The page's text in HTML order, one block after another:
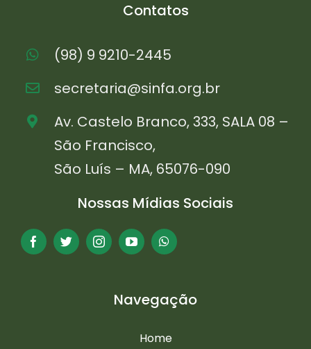
Contatos
(98) 9 9210-2445
secretaria@sinfa.org.br
Av. Castelo Branco, 333, SALA 08 –
São Francisco,
São Luís – MA, 65076-090
Nossas Mídias Sociais
Navegação
Home